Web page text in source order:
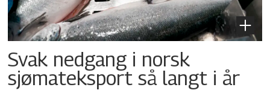
Svak nedgang i norsk
sjømateksport så langt i år